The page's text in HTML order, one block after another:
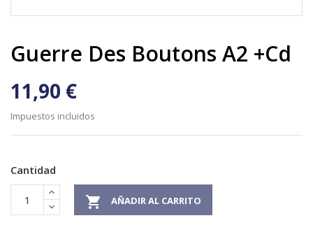
Guerre Des Boutons A2 +cd
11,90 €
Impuestos incluidos
Cantidad
 AÑADIR AL CARRITO